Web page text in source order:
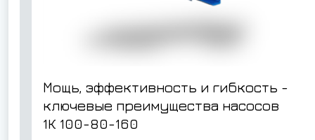
Мощь, эффективность и гибкость -
ключевые преимущества насосов
1К 100-80-160